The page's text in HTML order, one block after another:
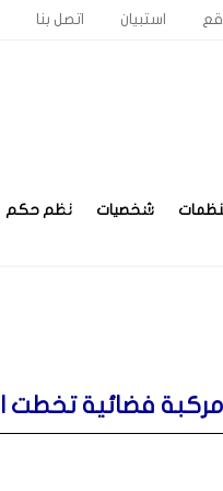
استبيان اتصل بنا
شخصيات نظم حكم
فضائية تخطت